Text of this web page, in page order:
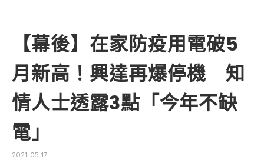
【幕後】在家防疫用電破5
月新高！興達再爆停機 知
情人士透露3點「今年不缺
電」
2021-05-17